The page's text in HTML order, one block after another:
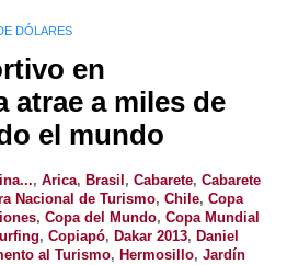
DÓLARES
en
atrae a miles de
el mundo
, Arica, Brasil , Cabarete, Cabarete
Nacional de Turismo, Chile, Copa
, Copa del Mundo, Copa Mundial
, Copiapó, Dakar 2013, Daniel
al Turismo, Hermosillo, Jardín